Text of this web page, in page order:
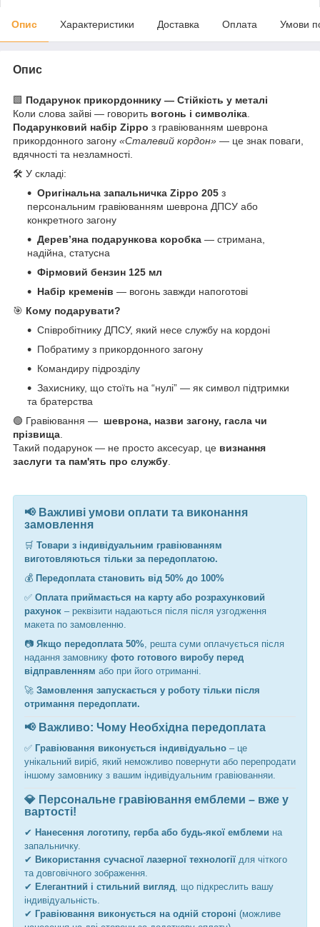
Опис Характеристики Доставка Оплата Умови
Опис
🟩 Подарунок прикордоннику — Стійкість у металі
Коли слова зайві — говорить вогонь і символіка
Подарунковий набір Zippo з гравіюванням шеврона
прикордонного загону «Сталевий кордон» — це знак поваги,
вдячності та незламності.
🛠️ У складі:
Оригінальна запальничка Zippo 205 з
персональним гравіюванням шеврона ДПСУ або
конкретного загону
Дерев’яна подарункова коробка — стримана,
надійна, статусна
Фірмовий бензин 125 мл
Набір кременів — вогонь завжди напоготові
🎯 Кому подарувати?
Співробітнику ДПСУ, який несе службу на кордоні
Побратиму з прикордонного загону
Командиру підрозділу
Захиснику, що стоїть на “нулі” — як символ підтримки
та братерства
🟢 Гравіювання — шеврона, назви загону, гасла чи
прізвища
Такий подарунок — не просто аксесуар, це визнання
заслуги та пам'ять про службу
📢 Важливі умови оплати та виконання
замовлення
🛒 Товари з індивідуальним гравіюванням
виготовляються тільки за передоплатою.
💰 Передоплата становить від 50% до 100%
✅ Оплата приймається на карту або розрахунковий
рахунок – реквізити надаються після після узгодження
макета по замовленню.
📷 Якщо передоплата 50% , решта суми оплачується після
надання замовнику фото готового виробу перед
відправленням або при його отриманні.
🚀 Замовлення запускається у роботу тільки після
отримання передоплати.
📢 Важливо: Чому Необхідна передоплата
✅ Гравіювання виконується індивідуально – це
унікальний виріб, який неможливо повернути або перепродати
іншому замовнику з вашим індивідуальним гравіюванняи.
💎 Персональне гравіювання емблеми – вже у
вартості!
✔ Нанесення логотипу, герба або будь-якої емблеми на
запальничку.
✔ Використання сучасної лазерної технології для чіткого
та довговічного зображення.
✔ Елегантний і стильний вигляд , що підкреслить вашу
індивідуальність.
✔ Гравіювання виконується на одній стороні (можливе